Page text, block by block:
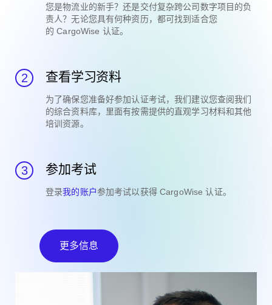
您是物流业的新手？还是交付复杂跨公司数字项目的负
责人？无论您具有何种资历，都可找到适合您
的 CargoWise 认证。
查看学习资料
为了确保您准备好参加认证考试，我们建议您查阅我们
的综合资料库，里面有按需提供的直观学习材料和其他
培训资源。
参加考试
登录我的账户参加考试以获得 CargoWise 认证。
更多信息